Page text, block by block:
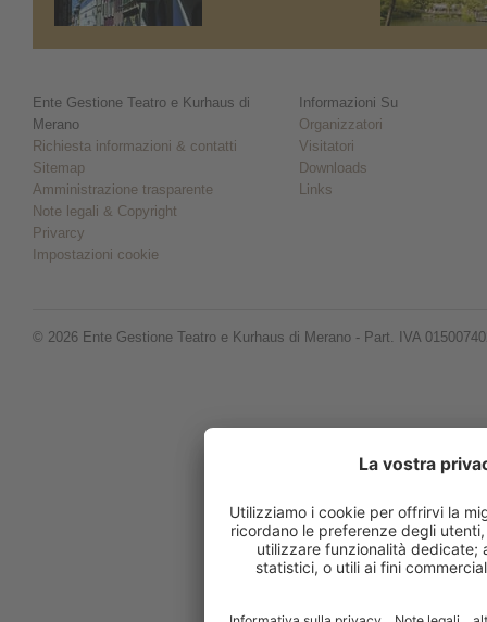
Ente Gestione Teatro e Kurhaus di
Merano
Richiesta informazioni & contatti
Sitemap
Amministrazione trasparente
Note legali & Copyright
Privarcy
Impostazioni cookie
Informazioni Su
Organizzatori
Visitatori
Downloads
Links
© 2026 Ente Gestione Teatro e Kurhaus di Merano - Part. IVA